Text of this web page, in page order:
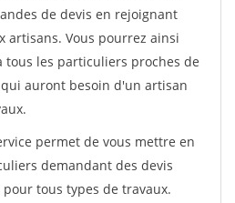
de devis en rejoignant
artisans. Vous pourrez ainsi
tous les particuliers proches de
auront besoin d'un artisan
permet de vous mettre en
demandant des devis
tous types de travaux.